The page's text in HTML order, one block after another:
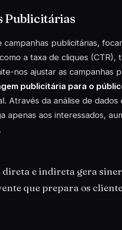
Publicitárias
publicitárias,
a taxa de cliques (CTR),
nos ajustar as campanhas
publicitária para o
Através da análise de
apenas aos interessados,
e indireta gera
que prepara os